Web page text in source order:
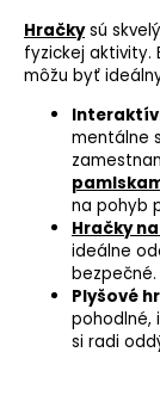
Hračkysú
fyzickej aktivity.
môžu byť
mentálne
na pohyb
Hračky
ideálne
bezpečné.
Plyšové
pohodlné,
si radi